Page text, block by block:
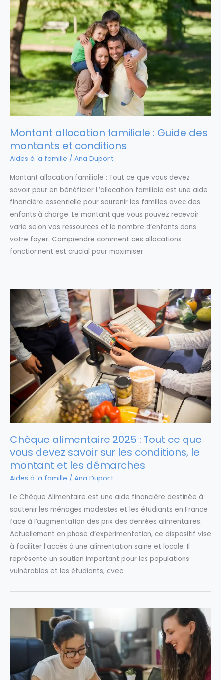
Montant allocation familiale : Guide des
montants et conditions
Aides à la famille / Ana Dupont
Montant allocation familiale : Tout ce que vous devez
savoir pour en bénéficier L’allocation familiale est une aide
financière essentielle pour soutenir les familles avec des
enfants à charge. Le montant que vous pouvez recevoir
varie selon vos ressources et le nombre d’enfants dans
votre foyer. Comprendre comment ces allocations
fonctionnent est crucial pour maximiser
Chèque alimentaire 2025 : Tout ce que
vous devez savoir sur les conditions, le
montant et les démarches
Aides à la famille / Ana Dupont
Le Chèque Alimentaire est une aide financière destinée à
soutenir les ménages modestes et les étudiants en France
face à l’augmentation des prix des denrées alimentaires.
Actuellement en phase d’expérimentation, ce dispositif vise
à faciliter l’accès à une alimentation saine et locale. Il
représente un soutien important pour les populations
vulnérables et les étudiants, avec